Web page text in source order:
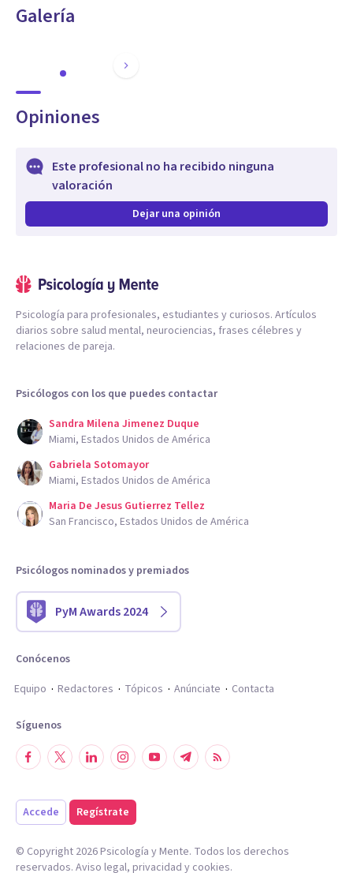
Galería
Opiniones
Este profesional no ha recibido ninguna
valoración
Dejar una opinión
Psicología para profesionales, estudiantes y curiosos. Artículos
diarios sobre salud mental, neurociencias, frases célebres y
relaciones de pareja.
Psicólogos con los que puedes contactar
Sandra Milena Jimenez Duque
Miami, Estados Unidos de América
Gabriela Sotomayor
Miami, Estados Unidos de América
Maria De Jesus Gutierrez Tellez
San Francisco, Estados Unidos de América
Psicólogos nominados y premiados
PyM Awards 2024
Conócenos
Equipo
Redactores Tópicos Anúnciate Contacta
Síguenos
Accede Regístrate
© Copyright 2026Psicología y Mente. Todos los derechos
reservados. Aviso legal, privacidad y cookies.